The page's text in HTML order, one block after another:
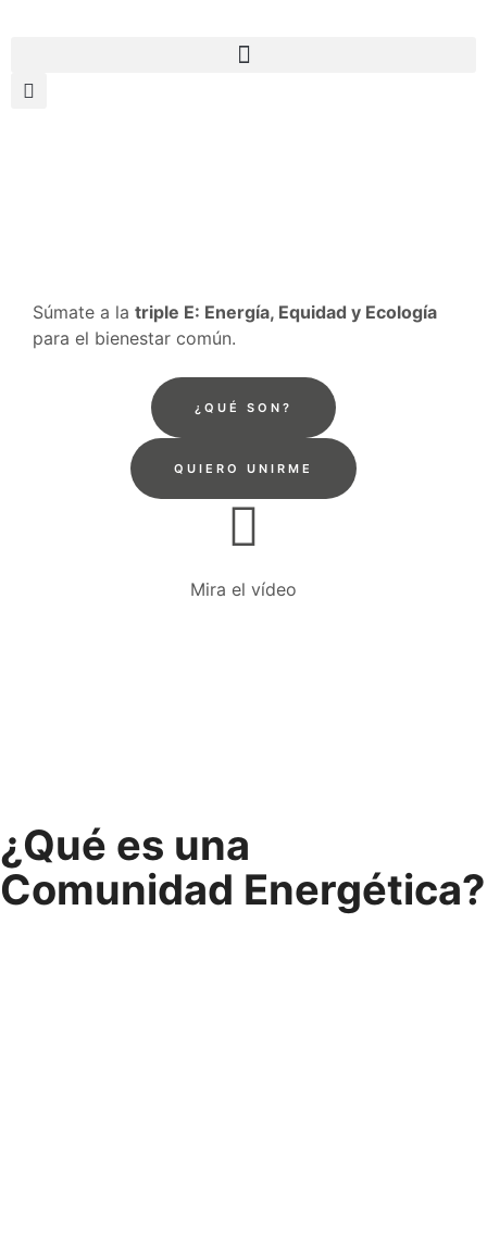
Súmate a la triple E: Energía, Equidad y Ecología
para el bienestar común.
¿QUÉ SON?
QUIERO UNIRME
Mira el vídeo
¿Qué es una
Comunidad Energética?